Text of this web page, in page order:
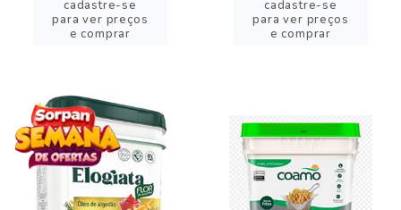
cadastre-se
para ver preços
e comprar
cadastre-se
para ver preços
e comprar